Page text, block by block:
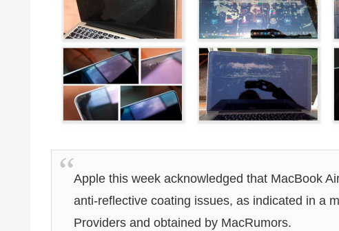
Apple this week acknowledged that MacBook
anti-reflective coating issues, as indicated in a
Providers and obtained by MacRumors.